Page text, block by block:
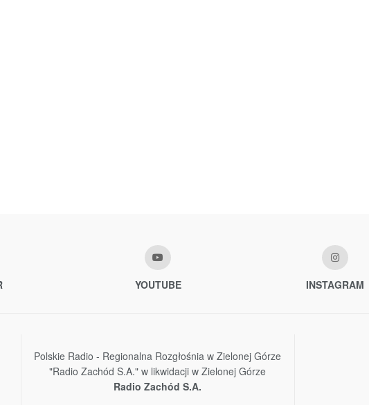
YOUTUBE INSTAGRAM
Polskie Radio - Regionalna Rozgłośnia w Zielonej Górze
"Radio Zachód S.A." w likwidacji w Zielonej Górze
Radio Zachód S.A.